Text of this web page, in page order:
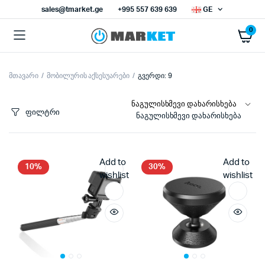
sales@tmarket.ge +995 557 639 639 GE
0
მთავარი მობილურის აქსესუარები გვერდი: 9
ფილტრი ნაგულისხმევი დახარისხება
10%
Add to
wishlist
30%
Add to
wishlist